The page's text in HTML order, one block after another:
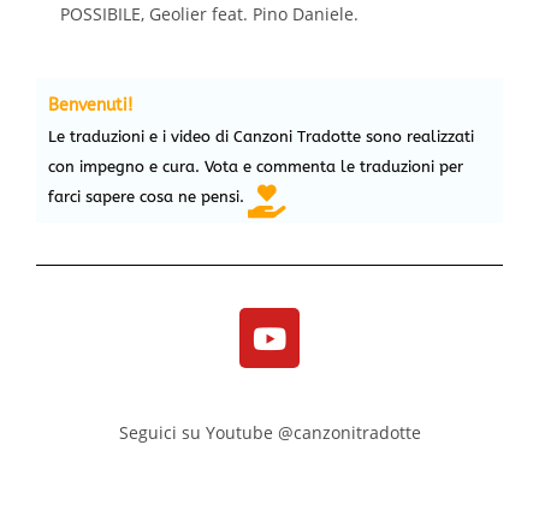
POSSIBILE, Geolier feat. Pino Daniele.
Benvenuti!
Le traduzioni e i video di Canzoni Tradotte sono realizzati
con impegno e cura. Vota e commenta le traduzioni per
farci sapere cosa ne pensi.
Seguici su Youtube @canzonitradotte